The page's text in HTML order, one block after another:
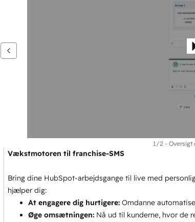
1/2 - Oversigt
Vækstmotoren til franchise-SMS
Bring dine HubSpot-arbejdsgange til live med
hjælper dig:
At engagere dig hurtigere: Omdanne
Øge omsætningen: Nå ud til kunderne, hvor de